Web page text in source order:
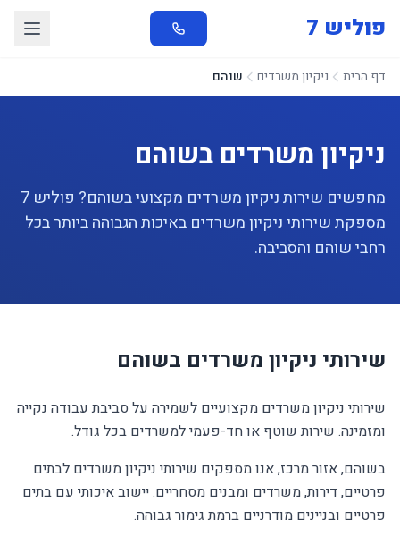
פוליש 7
דף הבית ניקיון משרדים שוהם
ניקיון משרדים בשוהם
מחפשים שירות ניקיון משרדים מקצועי בשוהם? פוליש 7
מספקת שירותי ניקיון משרדים באיכות הגבוהה ביותר בכל
רחבי שוהם והסביבה.
שירותי ניקיון משרדים בשוהם
שירותי ניקיון משרדים מקצועיים לשמירה על סביבת עבודה נקייה
ומזמינה. שירות שוטף או חד-פעמי למשרדים בכל גודל.
בשוהם, אזור מרכז, אנו מספקים שירותי ניקיון משרדים לבתים
פרטיים, דירות, משרדים ומבנים מסחריים. יישוב איכותי עם בתים
פרטיים ובניינים מודרניים ברמת גימור גבוהה.